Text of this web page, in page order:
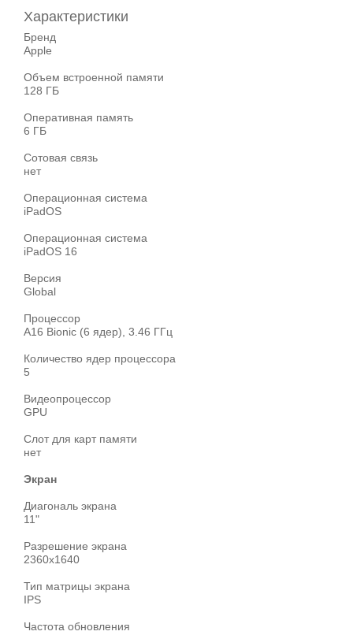
Характеристики
Бренд
Apple
Объем встроенной памяти
128 ГБ
Оперативная память
6 ГБ
Сотовая связь
нет
Операционная система
iPadOS
Операционная система
iPadOS 16
Версия
Global
Процессор
A16 Bionic (6 ядер), 3.46 ГГц
Количество ядер процессора
5
Видеопроцессор
GPU
Слот для карт памяти
нет
Экран
Диагональ экрана
11"
Разрешение экрана
2360x1640
Тип матрицы экрана
IPS
Частота обновления